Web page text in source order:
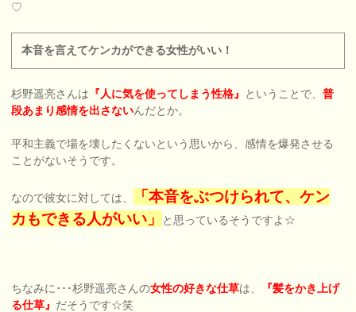
♡
本音を言えてケンカができる女性がいい！
杉野遥亮さんは 『人に気を使ってしまう性格』 ということで、普
段あまり感情を出さないんだとか。
平和主義で場を壊したくないという思いから、感情を爆発させる
ことがないそうです。
なので彼女に対しては、
「本音をぶつけられて、ケン
カもできる人がいい」
と思っているそうですよ☆
ちなみに･･･杉野遥亮さんの女性の好きな仕草は、
『髪をかき上げ
る仕草』 だそうです☆笑